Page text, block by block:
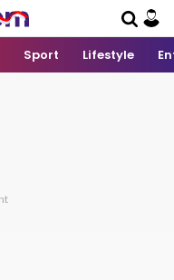
Sport Lifestyle